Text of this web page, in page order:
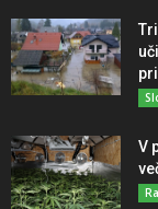
V